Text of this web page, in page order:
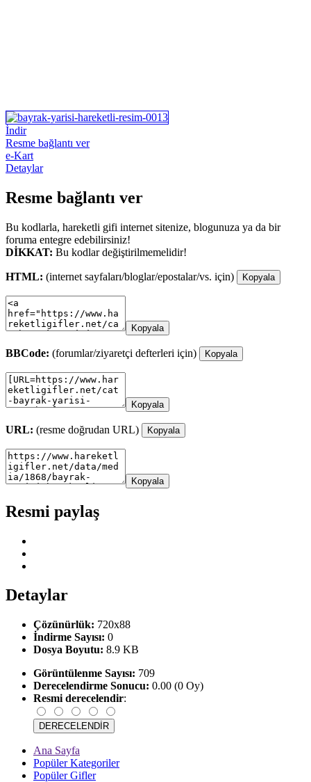
İndir
Resme bağlantı ver
e-Kart
Detaylar
Resme bağlantı ver
Bu kodlarla, hareketli gifi internet sitenize, blogunuza ya da bir
foruma entegre edebilirsiniz!
DİKKAT: Bu kodlar değiştirilmemelidir!
HTML: (internet sayfaları/bloglar/epostalar/vs. için) Kopyala
Kopyala
BBCode: (forumlar/ziyaretçi defterleri için) Kopyala
Kopyala
URL: (resme doğrudan URL) Kopyala
Kopyala
Resmi paylaş
Detaylar
Çözünürlük: 720x88
İndirme Sayısı: 0
Dosya Boyutu: 8.9 KB
Görüntülenme Sayısı: 709
Derecelendirme Sonucu: 0.00 (0 Oy)
Resmi derecelendir:
Ana Sayfa
Popüler Kategoriler
Popüler Gifler